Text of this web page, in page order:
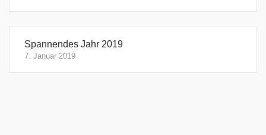
Spannendes Jahr 2019
7. Januar 2019